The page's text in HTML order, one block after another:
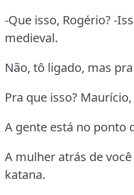
-Que isso, Rogério? -
medieval.
Não, tô ligado, mas
Pra que isso?
A gente está no ponto
A mulher atrás de
katana.